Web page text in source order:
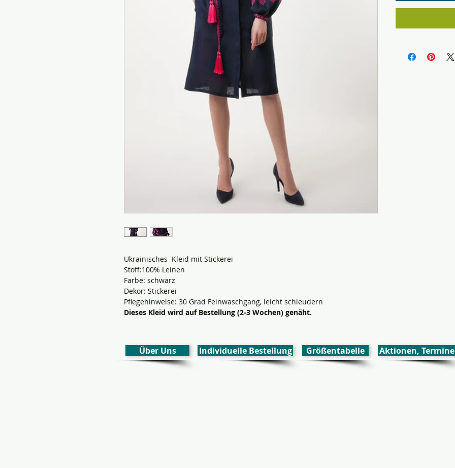
Ukrainisches Kleid mit Stickerei
Stoff:100% Leinen
Farbe: schwarz
Dekor: Stickerei
Pflegehinweise: 30 Grad Feinwaschgang, leicht schleudern
Dieses Kleid wird auf Bestellung (2-3 Wochen) genäht.
Über Uns Individuelle Bestellung Größentabelle Aktionen, Termine